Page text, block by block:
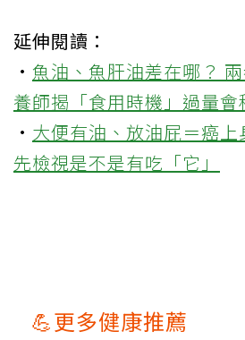
延伸閱讀：
· 魚油、魚肝油差在哪？
養師揭「食用時機」過量會
· 大便有油、放油屁＝癌上
先檢視是不是有吃「它」
💪更多健康推薦